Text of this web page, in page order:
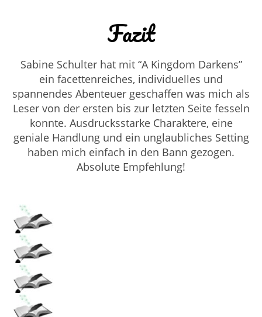
Fazit
Sabine Schulter hat mit “A Kingdom Darkens”
ein facettenreiches, individuelles und
spannendes Abenteuer geschaffen was mich als
Leser von der ersten bis zur letzten Seite fesseln
konnte. Ausdrucksstarke Charaktere, eine
geniale Handlung und ein unglaubliches Setting
haben mich einfach in den Bann gezogen.
Absolute Empfehlung!